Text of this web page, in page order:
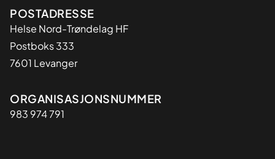
Adresse
POSTADRESSE
Helse Nord-Trøndelag HF
Postboks 333
7601 Levanger
Organisasjon
ORGANISASJONSNUMMER
983 974 791